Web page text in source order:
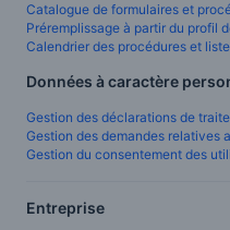
Catalogue de formulaires et
Préremplissage à partir du profil
Calendrier des procédures et
Données à caractère
Gestion des déclarations de
Gestion des demandes relatives
Gestion du consentement des
Entreprise